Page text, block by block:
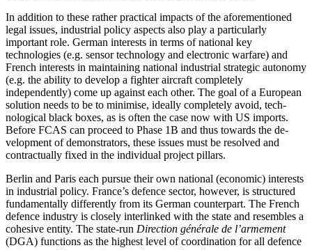
In addition to these rather practical im­pacts of the aforementioned
legal issues, industrial policy aspects also play a particu­larly
important role. German interests in terms of national key
technologies (e.g. sen­sor technology and electronic warfare) and
French interests in maintaining national industrial strategic autonomy
(e.g. the abil­ity to develop a fighter aircraft completely
independently) come up against each other. The goal of a European
solution needs to be to minimise, ideally completely avoid, tech­
nological black boxes, as is often the case now with US imports.
Before FCAS can pro­ceed to Phase 1B and thus towards the de­
velopment of demonstrators, these issues must be resolved and
contractually fixed in the individual project pillars.
Berlin and Paris each pursue their own national (economic) interests
in industrial policy. France’s defence sector, however, is structured
fundamentally differently from its German counterpart. The French
defence industry is closely interlinked with the state and resembles a
cohesive entity. The state-run Direction générale de l’armement
(DGA) func­tions as the highest level of coordination for all defence